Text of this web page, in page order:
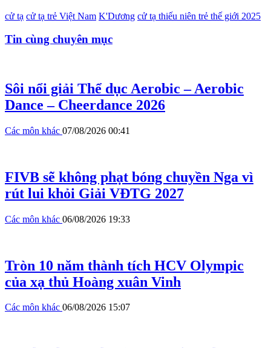
cử tạ cử tạ trẻ Việt Nam K'Dương cử tạ thiếu niên trẻ thế giới 2025
Tin cùng chuyên mục
Sôi nổi giải Thể dục Aerobic – Aerobic
Dance – Cheerdance 2026
Các môn khác 07/08/2026 00:41
FIVB sẽ không phạt bóng chuyền Nga vì
rút lui khỏi Giải VĐTG 2027
Các môn khác 06/08/2026 19:33
Tròn 10 năm thành tích HCV Olympic
của xạ thủ Hoàng xuân Vinh
Các môn khác 06/08/2026 15:07